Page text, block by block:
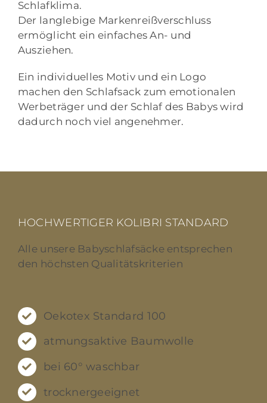
Schlafklima.
Der langlebige Markenreißverschluss
ermöglicht ein einfaches An- und
Ausziehen.
Ein individuelles Motiv und ein Logo
machen den Schlafsack zum emotionalen
Werbeträger und der Schlaf des Babys wird
dadurch noch viel angenehmer.
HOCHWERTIGER KOLIBRI STANDARD
Alle unsere Babyschlafsäcke entsprechen
den höchsten Qualitätskriterien
Oekotex Standard 100
atmungsaktive Baumwolle
bei 60° waschbar
trocknergeeignet